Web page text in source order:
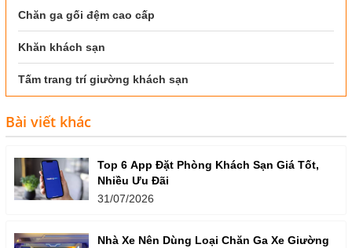
Chăn ga gối đệm cao cấp
Khăn khách sạn
Tấm trang trí giường khách sạn
Bài viết khác
Top 6 App Đặt Phòng Khách Sạn Giá Tốt,
Nhiều Ưu Đãi
31/07/2026
Nhà Xe Nên Dùng Loại Chăn Ga Xe Giường